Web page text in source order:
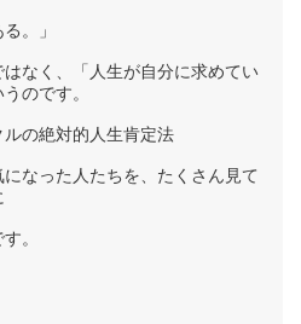
。」
なく、「人生が自分に求めてい
のです。
的人生肯定法
なった人たちを、たくさん見て
。